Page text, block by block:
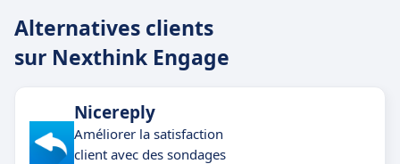
Alternatives clients
sur Nexthink Engage
Nicereply
Améliorer la satisfaction
client avec des sondages